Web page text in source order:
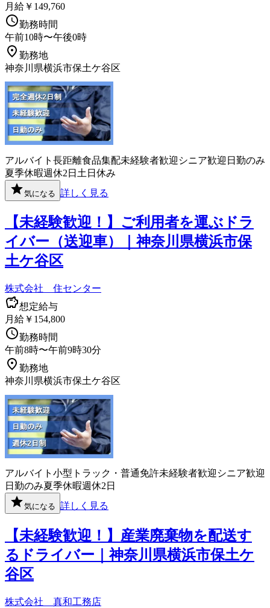
月給￥149,760
勤務時間
午前10時〜午後0時
勤務地
神奈川県横浜市保土ケ谷区
アルバイト 長距離食品集配未経験者歓迎 シニア歓迎 日勤のみ
夏季休暇週休2日 土日休み
気になる 詳しく見る
【未経験歓迎！】ご利用者を運ぶドラ
イバー（送迎車）｜神奈川県横浜市保
土ケ谷区
株式会社 住センター
想定給与
月給￥154,800
勤務時間
午前8時〜午前9時30分
勤務地
神奈川県横浜市保土ケ谷区
アルバイト 小型トラック・普通免許未経験者歓迎 シニア歓迎
日勤のみ夏季休暇週休2日
気になる 詳しく見る
【未経験歓迎！】産業廃棄物を配送す
るドライバー｜神奈川県横浜市保土ケ
谷区
株式会社 真和工務店